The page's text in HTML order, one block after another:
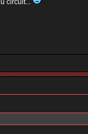
circuit...